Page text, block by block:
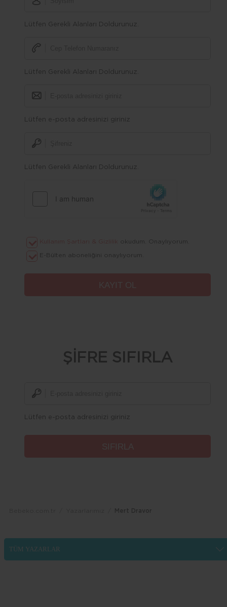
Lütfen Gerekli Alanları Doldurunuz.
Lütfen Gerekli Alanları Doldurunuz.
Lütfen e-posta adresinizi giriniz
Lütfen Gerekli Alanları Doldurunuz.
okudum. Onaylıyorum.
E-Bülten aboneliğini onaylıyorum.
ŞİFRE SIFIRLA
Lütfen e-posta adresinizi giriniz